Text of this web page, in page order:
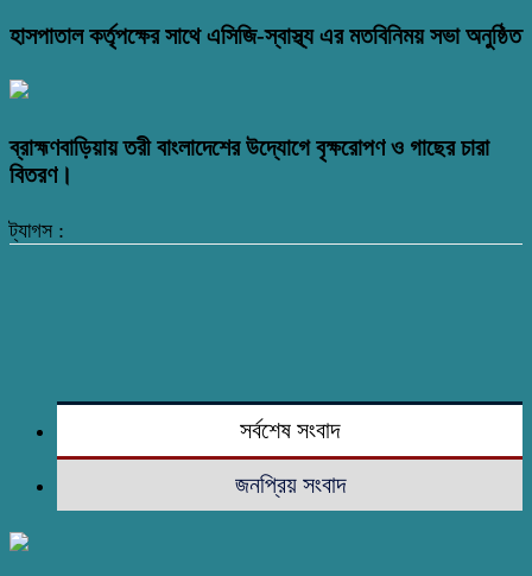
হাসপাতাল কর্তৃপক্ষের সাথে এসিজি-স্বাস্থ্য এর মতবিনিময় সভা অনুষ্ঠিত
ব্রাহ্মণবাড়িয়ায় তরী বাংলাদেশের উদ্যোগে বৃক্ষরোপণ ও গাছের চারা
বিতরণ।
ট্যাগস :
সর্বশেষ সংবাদ
জনপ্রিয় সংবাদ